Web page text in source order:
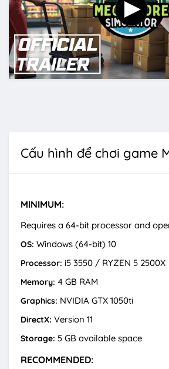
MINIMUM:
Requires a 64-bit processor and
OS: Windows (64-bit) 10
Processor: i5 3550 / RYZEN 5 2500X
Memory: 4 GB RAM
Graphics: NVIDIA GTX 1050ti
DirectX: Version 11
Storage: 5 GB available space
RECOMMENDED: